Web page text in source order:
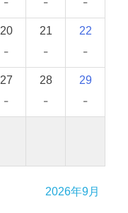
20
-
21
-
22
-
27
-
28
-
29
-
2026年9月